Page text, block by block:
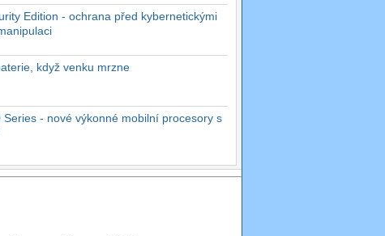
Edition - ochrana před kybernetickými
když venku mrzne
Series - nové výkonné mobilní procesory s